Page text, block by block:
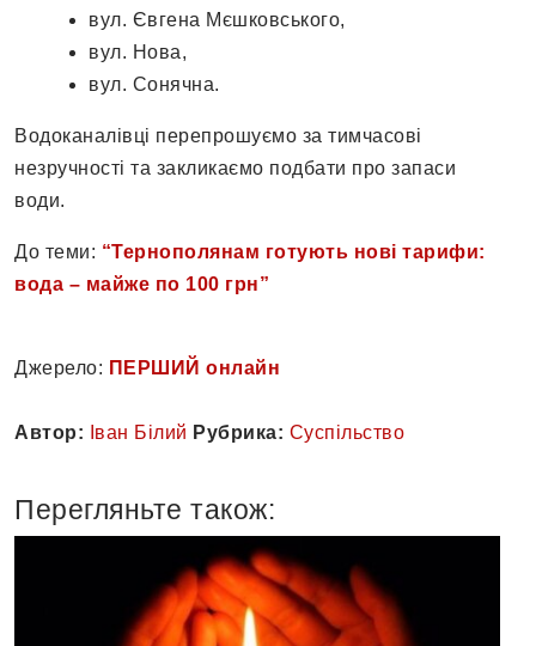
вул. Євгена Мєшковського,
вул. Нова,
вул. Сонячна.
Водоканалівці перепрошуємо за тимчасові
незручності та закликаємо подбати про запаси
води.
До теми: “Тернополянам готують нові тарифи:
вода – майже по 100 грн”
Джерело: ПЕРШИЙ онлайн
Автор: Іван Білий Рубрика: Суспільство
Перегляньте також: